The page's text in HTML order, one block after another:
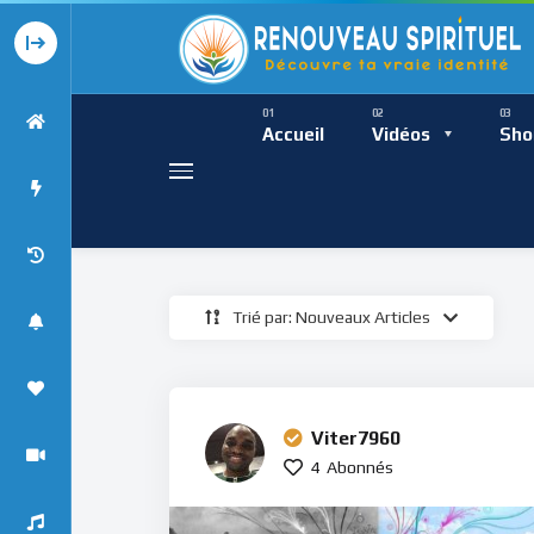
Accueil Vidéos
Présence
Présence
Trié par: Nouveaux Articles
Viter7960
4 Abonnés